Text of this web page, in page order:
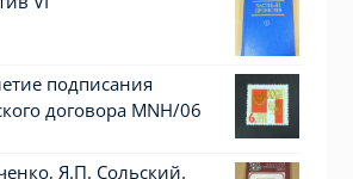
подписания
договора MNH/06
Я.П. Сольский.